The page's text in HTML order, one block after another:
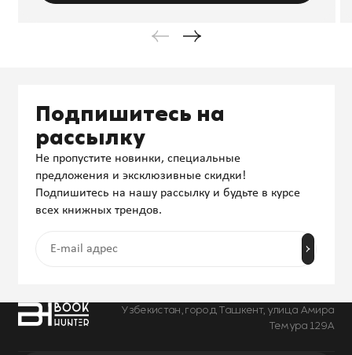
Узбекистан, город Ташкент, улица Амира
Темура 129А
Подпишитесь на
рассылку
Не пропустите новинки, специальные
предложения и эксклюзивные скидки!
Подпишитесь на нашу рассылку и будьте в курсе
всех книжных трендов.